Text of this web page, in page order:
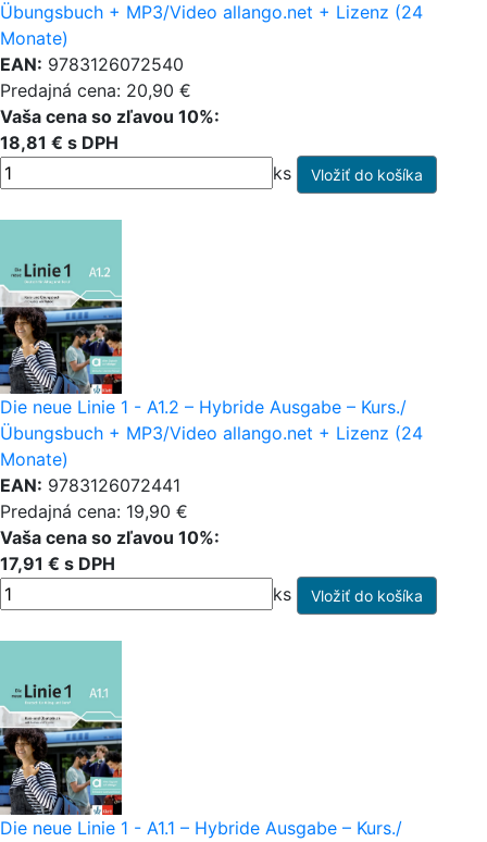
Übungsbuch + MP3/Video allango.net + Lizenz (24
Monate)
EAN: 9783126072540
Predajná cena: 20,90 €
Vaša cena so zľavou 10%:
18,81 € s DPH
ks
Die neue Linie 1 - A1.2 – Hybride Ausgabe – Kurs./
Übungsbuch + MP3/Video allango.net + Lizenz (24
Monate)
EAN: 9783126072441
Predajná cena: 19,90 €
Vaša cena so zľavou 10%:
17,91 € s DPH
ks
Die neue Linie 1 - A1.1 – Hybride Ausgabe – Kurs./